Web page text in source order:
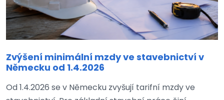
Zvýšení minimální mzdy ve stavebnictví v
Německu od 1.4.2026
Od 1.4.2026 se v Německu zvyšují tarifní mzdy ve